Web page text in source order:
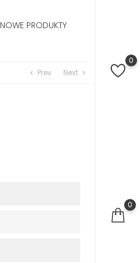
0
0
NOWE PRODUKTY
chevron_left Prev Next chevron_right